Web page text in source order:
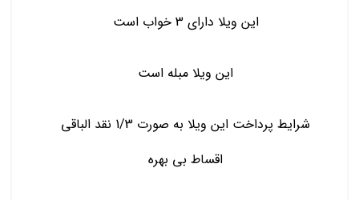
این ویلا دارای 3 خواب است
این ویلا مبله است
شرایط پرداخت این ویلا به صورت 1/3 نقد الباقی
اقساط بی بهره